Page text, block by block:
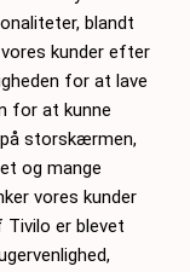
blandt
kunder efter
for at lave
for at kunne
storskærmen,
og mange
vores kunder
Tivilo er blevet